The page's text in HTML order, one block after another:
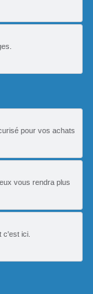
pour vos achats
vous rendra plus
c'est ici.